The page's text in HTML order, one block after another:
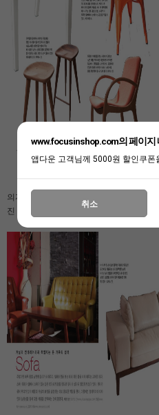
의자 뒷면에 날개가 달린것 같은 모양이
진 멋스러운 피쳐 바체어 등이 소개되었습
www.focusinshop.com의 페이지
앱다운 고객님께 5000원 할인쿠폰
취소